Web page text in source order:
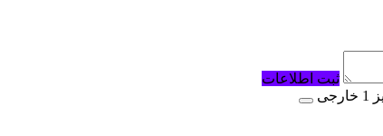
لوازم جنگی
ثبت اطلاعات